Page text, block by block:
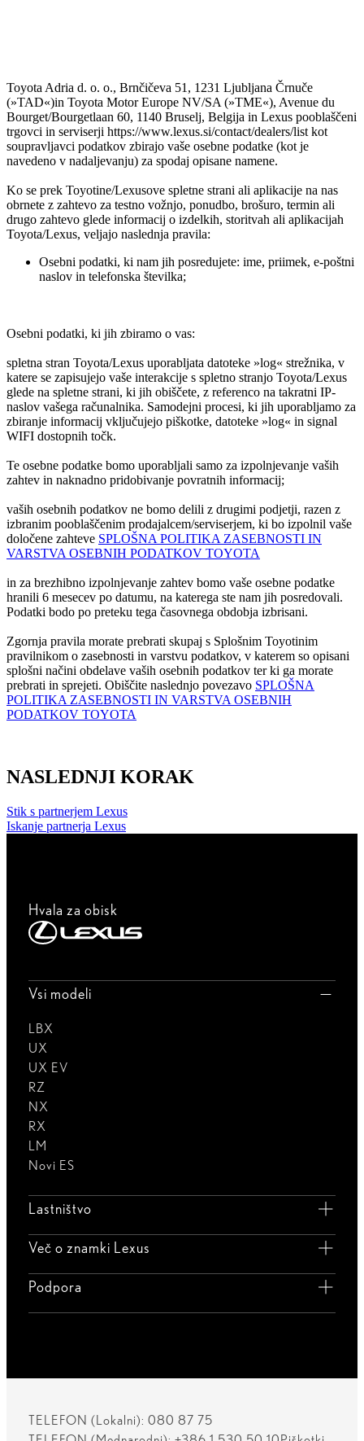
Toyota Adria d. o. o., Brnčičeva 51, 1231 Ljubljana Črnuče
(»TAD«)in Toyota Motor Europe NV/SA (»TME«), Avenue du
Bourget/Bourgetlaan 60, 1140 Bruselj, Belgija in Lexus pooblaščeni
trgovci in serviserji https://www.lexus.si/contact/dealers/list kot
soupravljavci podatkov zbirajo vaše osebne podatke (kot je
navedeno v nadaljevanju) za spodaj opisane namene.
Ko se prek Toyotine/Lexusove spletne strani ali aplikacije na nas
obrnete z zahtevo za testno vožnjo, ponudbo, brošuro, termin ali
drugo zahtevo glede informacij o izdelkih, storitvah ali aplikacijah
Toyota/Lexus, veljajo naslednja pravila:
Osebni podatki, ki nam jih posredujete: ime, priimek, e-poštni
naslov in telefonska številka;
Osebni podatki, ki jih zbiramo o vas:
spletna stran Toyota/Lexus uporabljata datoteke »log« strežnika, v
katere se zapisujejo vaše interakcije s spletno stranjo Toyota/Lexus
glede na spletne strani, ki jih obiščete, z referenco na takratni IP-
naslov vašega računalnika. Samodejni procesi, ki jih uporabljamo za
zbiranje informacij vključujejo piškotke, datoteke »log« in signal
WIFI dostopnih točk.
Te osebne podatke bomo uporabljali samo za izpolnjevanje vaših
zahtev in naknadno pridobivanje povratnih informacij;
vaših osebnih podatkov ne bomo delili z drugimi podjetji, razen z
izbranim pooblaščenim prodajalcem/serviserjem, ki bo izpolnil vaše
določene zahteve SPLOŠNA POLITIKA ZASEBNOSTI IN
VARSTVA OSEBNIH PODATKOV TOYOTA
in za brezhibno izpolnjevanje zahtev bomo vaše osebne podatke
hranili 6 mesecev po datumu, na katerega ste nam jih posredovali.
Podatki bodo po preteku tega časovnega obdobja izbrisani.
Zgornja pravila morate prebrati skupaj s Splošnim Toyotinim
pravilnikom o zasebnosti in varstvu podatkov, v katerem so opisani
splošni načini obdelave vaših osebnih podatkov ter ki ga morate
prebrati in sprejeti. Obiščite naslednjo povezavo SPLOŠNA
POLITIKA ZASEBNOSTI IN VARSTVA OSEBNIH
PODATKOV TOYOTA
NASLEDNJI KORAK
Stik s partnerjem Lexus
Iskanje partnerja Lexus
Hvala za obisk
Vsi modeli
LBX
UX
UX EV
RZ
NX
RX
LM
Novi ES
Lastništvo
Več o znamki Lexus
Podpora
TELEFON (Lokalni): 080 87 75